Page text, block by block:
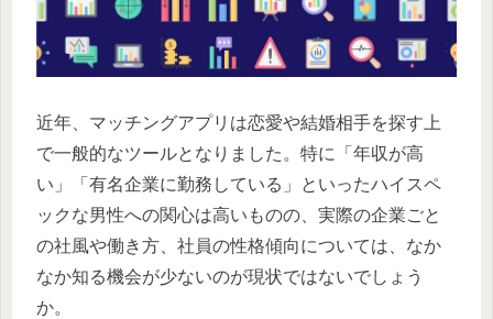
近年、マッチングアプリは恋愛や結婚相手を探す上
で一般的なツールとなりました。特に「年収が高
い」「有名企業に勤務している」といったハイスペ
ックな男性への関心は高いものの、実際の企業ごと
の社風や働き方、社員の性格傾向については、なか
なか知る機会が少ないのが現状ではないでしょう
か。